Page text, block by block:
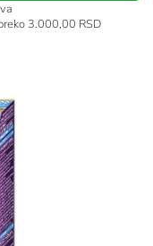
3.000,00 RSD